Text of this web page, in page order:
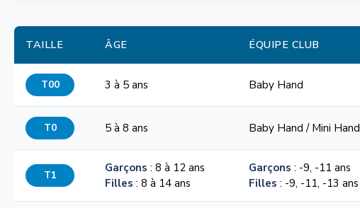
TAILLE ÂGE ÉQUIPE CLUB
T00 3 à 5 ans Baby Hand
T0 5 à 8 ans Baby Hand / Mini Hand
T1
Garçons : 8 à 12 ans
Filles : 8 à 14 ans
Garçons : -9, -11 ans
Filles : -9, -11, -13 ans